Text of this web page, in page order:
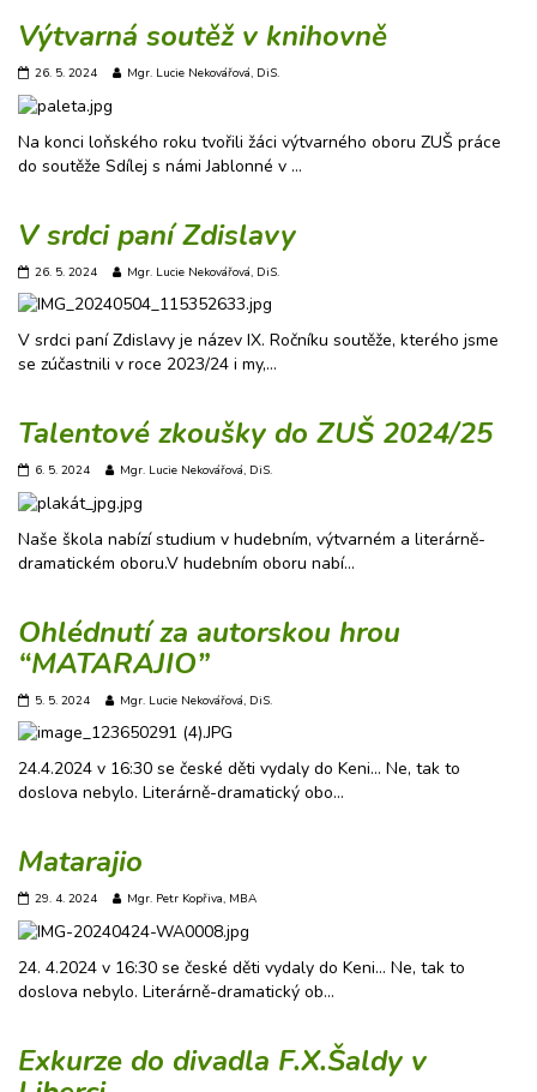
Výtvarná soutěž v knihovně
26. 5. 2024 Mgr. Lucie Nekovářová, DiS.
Na konci loňského roku tvořili žáci výtvarného oboru ZUŠ práce
do soutěže Sdílej s námi Jablonné v …
V srdci paní Zdislavy
26. 5. 2024 Mgr. Lucie Nekovářová, DiS.
V srdci paní Zdislavy je název IX. Ročníku soutěže, kterého jsme
se zúčastnili v roce 2023/24 i my,…
Talentové zkoušky do ZUŠ 2024/25
6. 5. 2024 Mgr. Lucie Nekovářová, DiS.
Naše škola nabízí studium v hudebním, výtvarném a literárně-
dramatickém oboru.V hudebním oboru nabí…
Ohlédnutí za autorskou hrou
“MATARAJIO”
5. 5. 2024 Mgr. Lucie Nekovářová, DiS.
24.4.2024 v 16:30 se české děti vydaly do Keni… Ne, tak to
doslova nebylo. Literárně-dramatický obo…
Matarajio
29. 4. 2024 Mgr. Petr Kopřiva, MBA
24. 4.2024 v 16:30 se české děti vydaly do Keni… Ne, tak to
doslova nebylo. Literárně-dramatický ob…
Exkurze do divadla F.X.Šaldy v